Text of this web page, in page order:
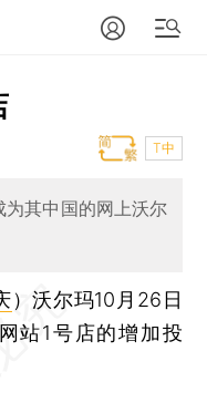
T中
为其中国的网上沃尔
）沃尔玛10月26日
站1号店的增加投